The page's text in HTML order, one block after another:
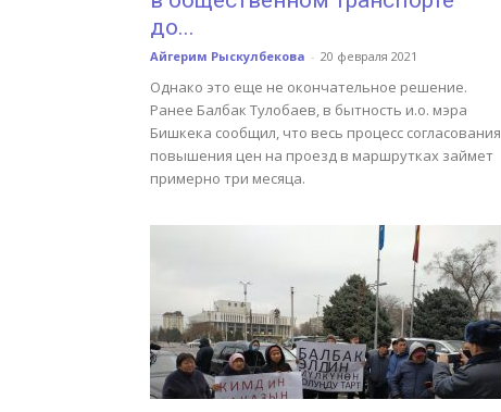
до...
Айгерим Рыскулбекова - 20 февраля 2021
Однако это еще не окончательное решение.
Ранее Балбак Тулобаев, в бытность и.о. мэра
Бишкека сообщил, что весь процесс согласования
повышения цен на проезд в маршрутках займет
примерно три месяца.